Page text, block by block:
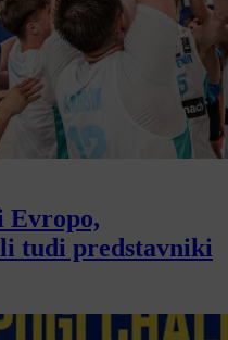
Evropo,
tudi predstavniki